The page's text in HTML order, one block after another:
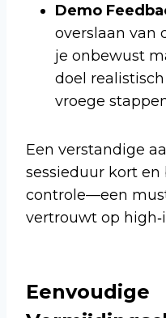
Demo
overslaan van
je onbewust
doel
vroege
Een verstandige
sessieduur kort
controle—een
vertrouwt op
Eenvoudige